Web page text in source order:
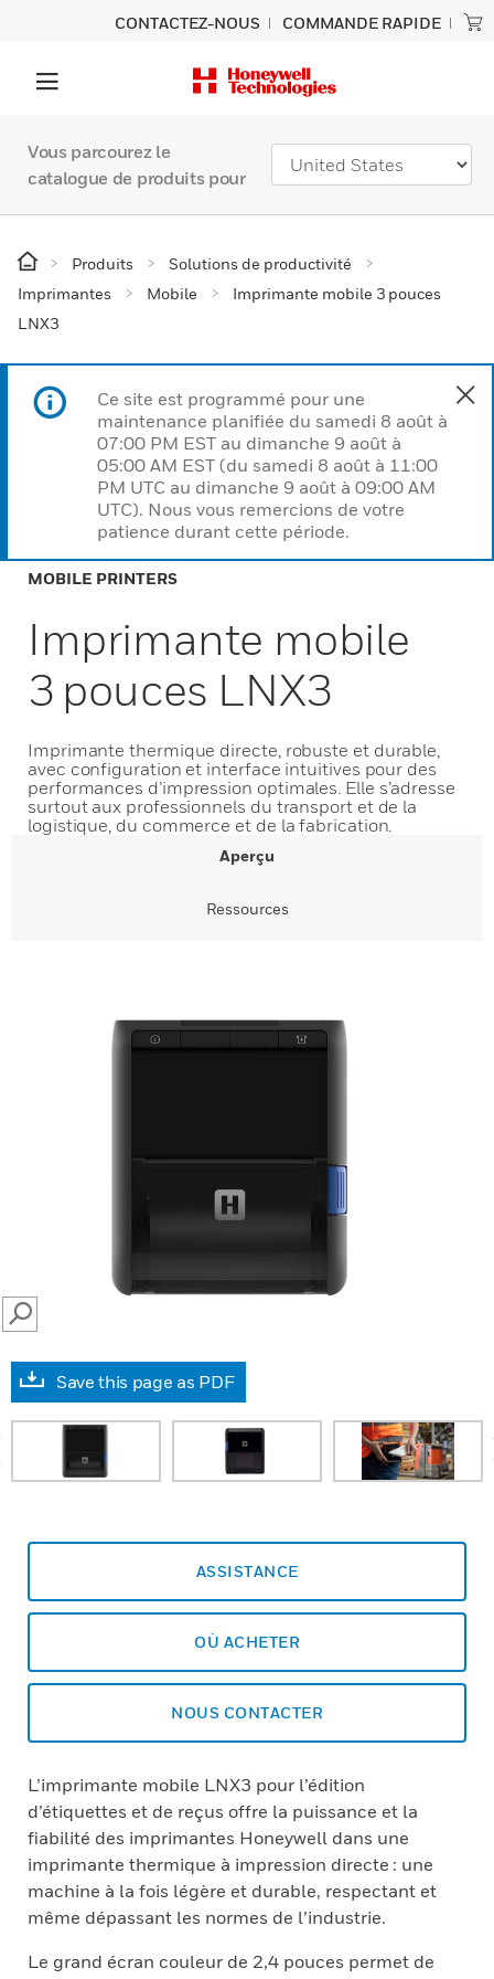
CONTACTEZ-NOUS COMMANDE RAPIDE
Vous parcourez le
catalogue de produits pour
Produits
Solutions de productivité
Imprimantes
Mobile
Imprimante mobile 3 pouces
LNX3
Ce site est programmé pour une
maintenance planifiée du samedi 8 août à
07:00 PM EST au dimanche 9 août à
05:00 AM EST (du samedi 8 août à 11:00
PM UTC au dimanche 9 août à 09:00 AM
UTC). Nous vous remercions de votre
patience durant cette période.
MOBILE PRINTERS
Imprimante mobile
3 pouces LNX3
Imprimante thermique directe, robuste et durable,
avec configuration et interface intuitives pour des
performances d’impression optimales. Elle s’adresse
surtout aux professionnels du transport et de la
logistique, du commerce et de la fabrication.
Aperçu
Ressources
SEARCH
Save this page as PDF
ASSISTANCE
OÙ ACHETER
NOUS CONTACTER
L’imprimante mobile LNX3 pour l’édition
d’étiquettes et de reçus offre la puissance et la
fiabilité des imprimantes Honeywell dans une
imprimante thermique à impression directe : une
machine à la fois légère et durable, respectant et
même dépassant les normes de l’industrie.
Le grand écran couleur de 2,4 pouces permet de